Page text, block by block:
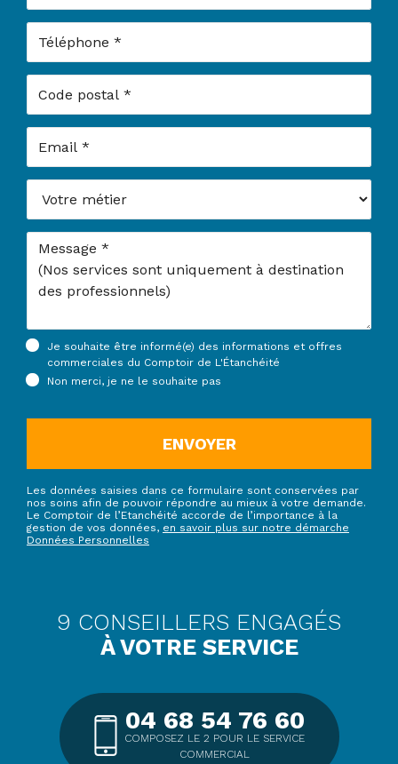
Message
Je souhaite être informé(e) des informations et offres
commerciales du Comptoir de L'Étanchéité
Non merci, je ne le souhaite pas
ENVOYER
Les données saisies dans ce formulaire sont conservées par
nos soins afin de pouvoir répondre au mieux à votre demande.
Le Comptoir de l’Etanchéité accorde de l’importance à la
gestion de vos données, en savoir plus sur notre démarche
Données Personnelles
9 CONSEILLERS ENGAGÉS
À VOTRE SERVICE
04 68 54 76 60
COMPOSEZ LE 2 POUR LE SERVICE
COMMERCIAL